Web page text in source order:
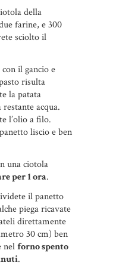
della
farine, e 300
sciolto il
il gancio e
risulta
la patata
restante acqua.
l’olio a filo.
liscio e ben
una ciotola
per 1 ora.
il panetto
piega ricavate
direttamente
30 cm) ben
nelforno spento
.